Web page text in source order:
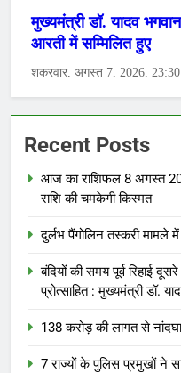
Recent Posts
आज का राशिफल 8 अगस्त
राशि की चमकेगी किस्मत
दुर्लभ पैंगोलिन तस्करी मामले
बंदियों की समय पूर्व रिहाई
प्रोत्साहित : मुख्यमंत्री डॉ.
138 करोड़ की लागत से
7 राज्यों के पुलिस प्रमुखों ने